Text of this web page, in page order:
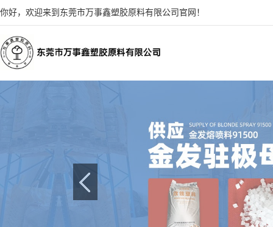
你好，欢迎来到东莞市万事鑫塑胶原料有限公司官网！